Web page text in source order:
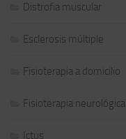
Distrofia muscular
Esclerosis múltiple
Fisioterapia a domicilio
Fisioterapia neurológica
Ictus